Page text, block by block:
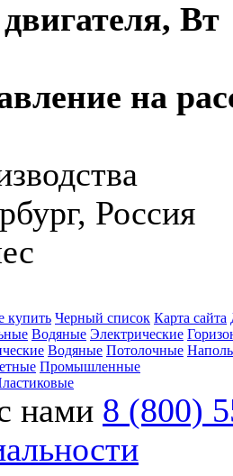
Вт
на
Россия
купить Черный список Карта сайта
Водяные Электрические
Водяные Потолочные
Промышленные
нами 8 (800)